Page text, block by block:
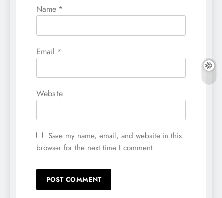
Name *
Email *
Website
Save my name, email, and website in this
browser for the next time I comment.